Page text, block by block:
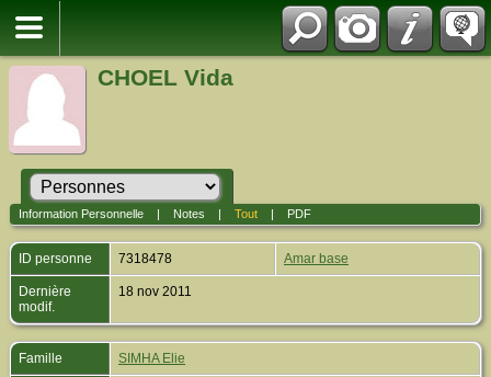
CHOEL Vida
Information Personnelle| Notes Tout| PDF
ID personne 7318478 Amar base
Dernière
modif.
18 nov 2011
Famille SIMHA Elie